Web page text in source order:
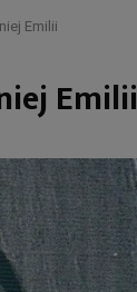
Emilii
Emilii